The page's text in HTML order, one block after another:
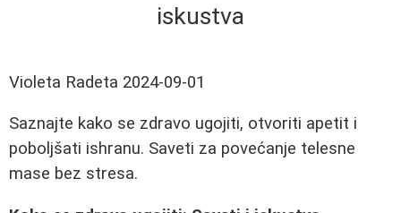
iskustva
Violeta Radeta 2024-09-01
Saznajte kako se zdravo ugojiti, otvoriti apetit i
poboljšati ishranu. Saveti za povećanje telesne
mase bez stresa.